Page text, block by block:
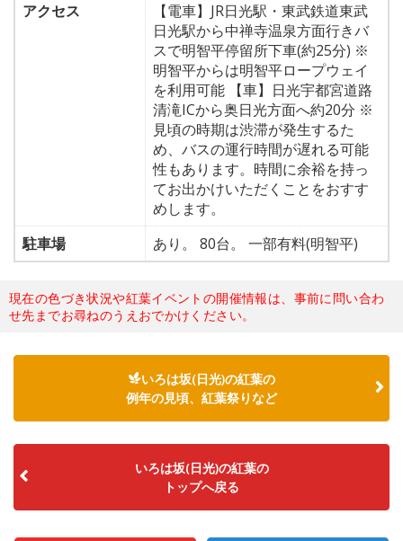
アクセス
【電車】JR日光駅・東武鉄道東武
日光駅から中禅寺温泉方面行きバ
スで明智平停留所下車(約25分) ※
明智平からは明智平ロープウェイ
を利用可能 【車】日光宇都宮道路
清滝ICから奥日光方面へ約20分 ※
見頃の時期は渋滞が発生するた
め、バスの運行時間が遅れる可能
性もあります。時間に余裕を持っ
てお出かけいただくことをおすす
めします。
駐車場
あり。 80台。 一部有料(明智平)
現在の色づき状況や紅葉イベントの開催情報は、事前に問い合わ
せ先までお尋ねのうえおでかけください。
いろは坂(日光)の紅葉の
例年の見頃、紅葉祭りなど
いろは坂(日光)の紅葉の
トップへ戻る